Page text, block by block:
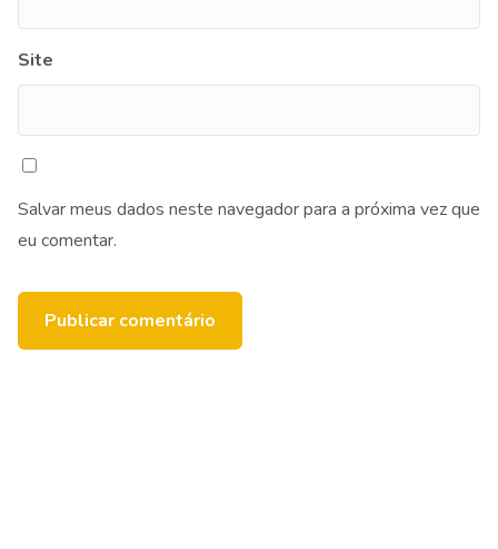
Site
Salvar meus dados neste navegador para a próxima vez que
eu comentar.